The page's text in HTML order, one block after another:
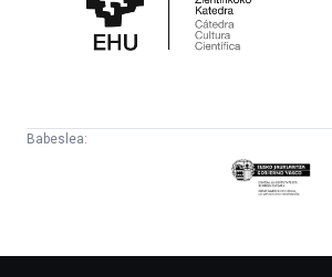
Katedra
Babeslea:
Eusko
Jaurlaritza